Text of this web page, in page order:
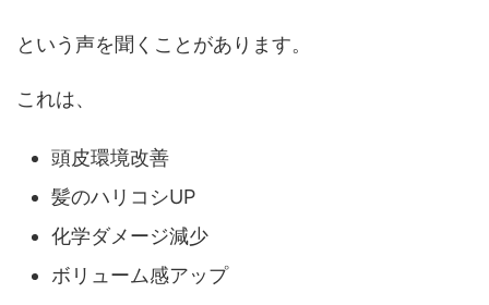
という声を聞くことがあります。
これは、
頭皮環境改善
髪のハリコシUP
化学ダメージ減少
ボリューム感アップ